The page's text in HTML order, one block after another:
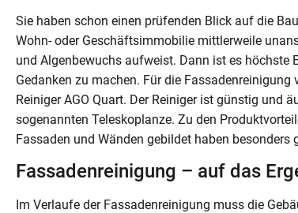
Sie haben schon einen prüfenden Blick auf die
Wohn- oder Geschäftsimmobilie mittlerweile
und Algenbewuchs aufweist. Dann ist es höchste
Gedanken zu machen. Für die
Reiniger AGO Quart. Der Reiniger ist günstig und
sogenannten Teleskoplanze. Zu den
Fassaden und Wänden gebildet haben
Fassadenreinigung – auf das
Im Verlaufe der Fassadenreinigung muss die